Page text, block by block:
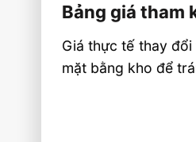
Bảng giá tham
Giá thực tế thay
mặt bằng kho để